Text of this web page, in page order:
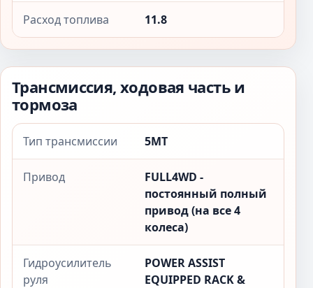
Расход топлива 11.8
Трансмиссия, ходовая часть и
тормоза
Тип трансмиссии 5MT
Привод
FULL4WD -
постоянный полный
привод (на все 4
колеса)
Гидроусилитель
руля
POWER ASSIST
EQUIPPED RACK &